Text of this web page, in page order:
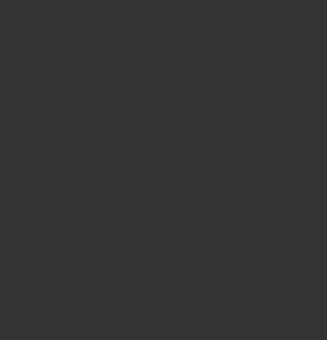
полностью или частично.
педали до конца не нужно.
мышц – бедер, ягодиц.
тренировками), общего состояния
минуту. После адаптации организма